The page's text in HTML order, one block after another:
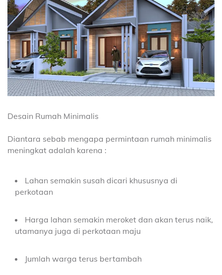
Desain Rumah Minimalis
Diantara sebab mengapa permintaan rumah minimalis
meningkat adalah karena :
Lahan semakin susah dicari khususnya di
perkotaan
Harga lahan semakin meroket dan akan terus naik,
utamanya juga di perkotaan maju
Jumlah warga terus bertambah